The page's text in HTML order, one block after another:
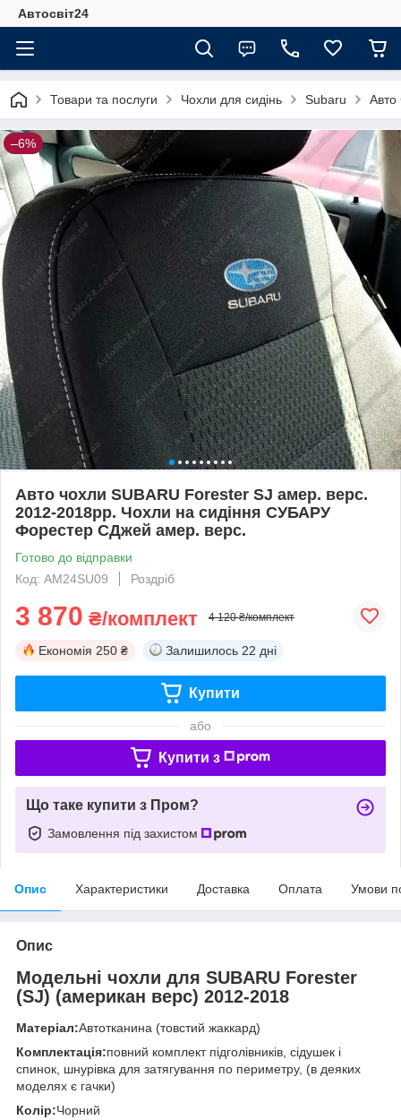
Автосвіт24
Товари та послуги Чохли для сидінь Subaru Авто
–6%
Авто чохли SUBARU Forester SJ амер. верс.
2012-2018рр. Чохли на сидіння СУБАРУ
Форестер СДжей амер. верс.
Готово до відправки
Код: AM24SU09
Роздріб
3 870 ₴/комплект 4 120 ₴/комплект
Економія 250 ₴ Залишилось 22 дні
Купити
або
Купити з
Що таке купити з Пром?
Замовлення під захистом
Опис Характеристики Доставка Оплата Умови
Опис
Модельні чохли для SUBARU Forester
(SJ) (американ верс) 2012-2018
Матеріал:Автотканина (товстий жаккард)
Комплектація:повний комплект підголівників, сідушек і
спинок, шнурівка для затягування по периметру, (в деяких
моделях є гачки)
Колір:Чорний